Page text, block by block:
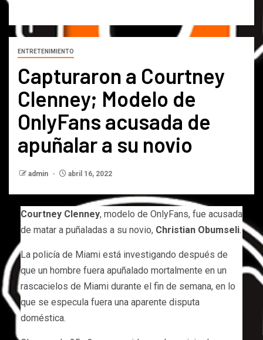
ENTRETENIMIENTO
Capturaron a Courtney
Clenney; Modelo de
OnlyFans acusada de
apuñalar a su novio
admin abril 16, 2022
Courtney Clenney, modelo de OnlyFans, fue acusada
de matar a puñaladas a su novio, Christian Obumseli.
La policía de Miami está investigando después de
que un hombre fuera apuñalado mortalmente en un
rascacielos de Miami durante el fin de semana, en lo
que se especula fuera una aparente disputa
doméstica.